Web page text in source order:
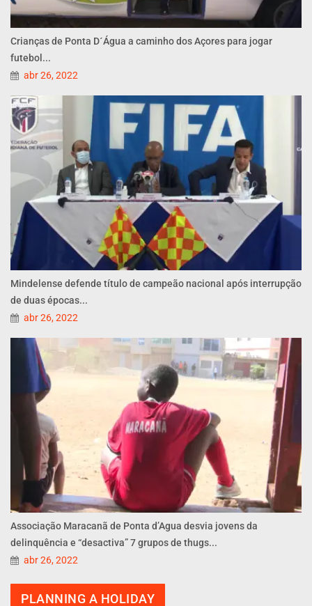
Crianças de Ponta D´Água a caminho dos Açores para jogar
futebol...
abr 26, 2022
Mindelense defende título de campeão nacional após interrupção
de duas épocas...
abr 26, 2022
Associação Maracanã de Ponta d’Agua desvia jovens da
delinquência e “desactiva” 7 grupos de thugs...
abr 26, 2022
PLANNING A HOLIDAY